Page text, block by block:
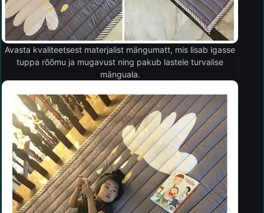
Avasta kvaliteetsest materjalist mängumatt, mis lisab igasse
tuppa rõõmu ja mugavust ning pakub lastele turvalise
mänguala.